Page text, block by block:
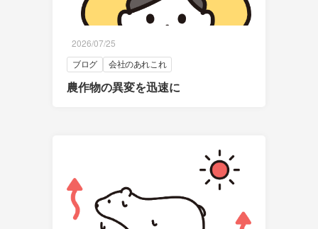
2026/07/25
ブログ 会社のあれこれ
農作物の異変を迅速に